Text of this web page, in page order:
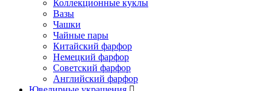
Коллекционные куклы
Вазы
Чашки
Чайные пары
Китайский фарфор
Немецкий фарфор
Советский фарфор
Английский фарфор